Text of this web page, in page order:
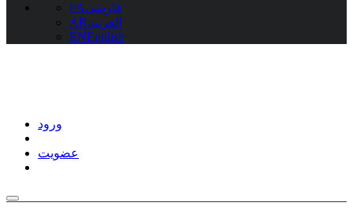
FAفارسی
ARالعربیه
ENEnglish
ورود
عضویت